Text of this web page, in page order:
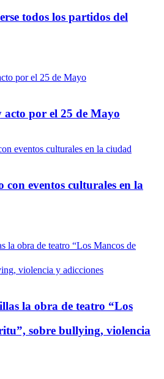
todos los partidos del
acto por el 25 de Mayo
con eventos culturales en la
la obra de teatro “Los
sobre bullying, violencia